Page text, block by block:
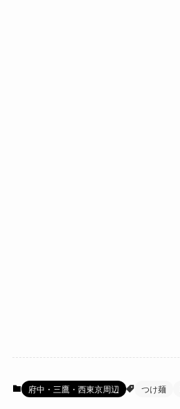
府中・三鷹・西東京周辺 つけ麺